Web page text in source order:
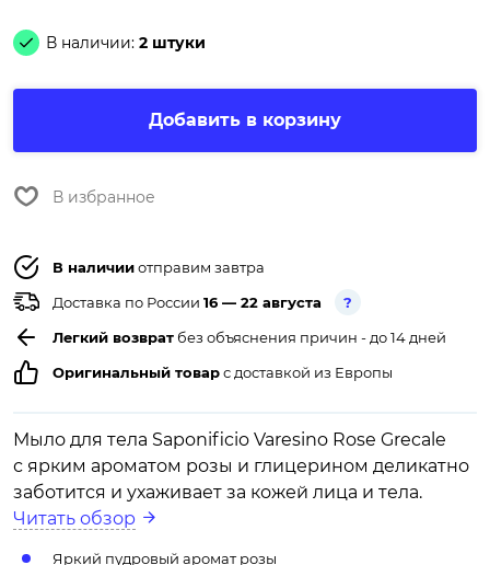
В наличии: 2 штуки
Добавить в корзину
В избранное
В наличииотправим завтра
Доставка по России 16 — 22 августа
?
Легкий возврат без объяснения причин - до 14 дней
Оригинальный товарс доставкой из Европы
Мыло для тела Saponificio Varesino Rose Grecale
с ярким ароматом розы и глицерином деликатно
заботится и ухаживает за кожей лица и тела.
Читать обзор
Яркий пудровый аромат розы